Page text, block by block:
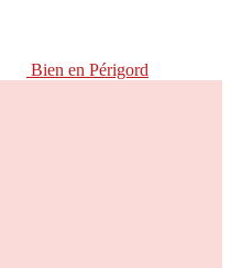
Bien en Périgord